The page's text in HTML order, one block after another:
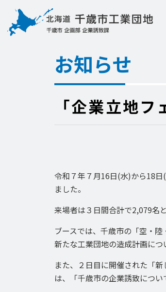
お知らせ
「企業立地
令和７年７月16日(水)から18
ました。
来場者は３日間合計で2,079名
ブースでは、千歳市の「空・
新たな工業団地の造成計画につ
また、２日目に開催された「
は、「千歳市の企業誘致につ